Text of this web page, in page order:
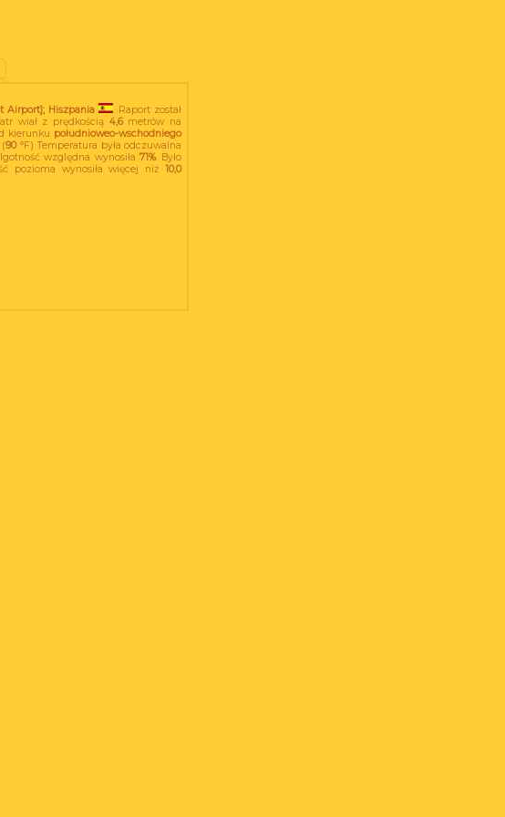
Airport]; Hiszpania
. Raport został
wiał z prędkością 4,6metrów na
kierunku południoweo-wschodniego
(90°F) Temperatura była odczuwalna
względna wynosiła 71%. Było
pozioma wynosiła więcej niż10,0